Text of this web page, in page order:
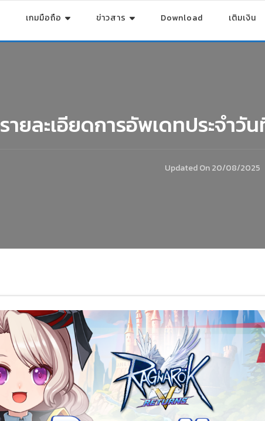
เกมมือถือ ข่าวสาร Download เติมเงิน
รายละเอียดการอัพเดทประจำวั
Updated On20/08/2025